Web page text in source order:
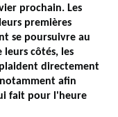
prochain. Les
premières
se poursuivre au
côtés, les
directement
afin
fait pour l'heure